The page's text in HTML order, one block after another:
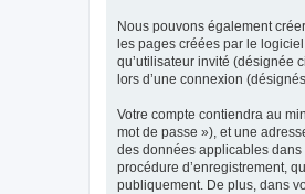
Nous pouvons également
les pages créées par le
qu’utilisateur invité (désignée
lors d’une connexion
Votre compte contiendra au
mot de passe »), et une
des données applicables dans
procédure d’enregistrement,
publiquement. De plus, dans